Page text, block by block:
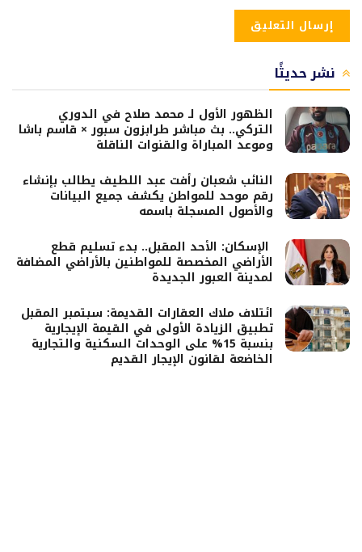
نشر حديثًا
الظهور الأول لـ محمد صلاح في الدوري
التركي.. بث مباشر طرابزون سبور × قاسم باشا
وموعد المباراة والقنوات الناقلة
النائب شعبان رأفت عبد اللطيف يطالب بإنشاء
رقم موحد للمواطن يكشف جميع البيانات
والأصول المسجلة باسمه
الإسكان: الأحد المقبل.. بدء تسليم قطع
الأراضي المخصصة للمواطنين بالأراضي المضافة
لمدينة العبور الجديدة
ائتلاف ملاك العقارات القديمة: سبتمبر المقبل
تطبيق الزيادة الأولى في القيمة الإيجارية
بنسبة 15% على الوحدات السكنية والتجارية
الخاضعة لقانون الإيجار القديم